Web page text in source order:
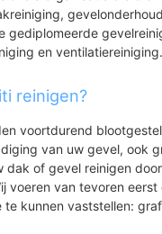
gediplomeerde
en ventilatiereiniging.
reinigen?
voortdurend
van uw gevel, ook
dak of gevel reinigen
voeren van tevoren
te kunnen vaststellen: